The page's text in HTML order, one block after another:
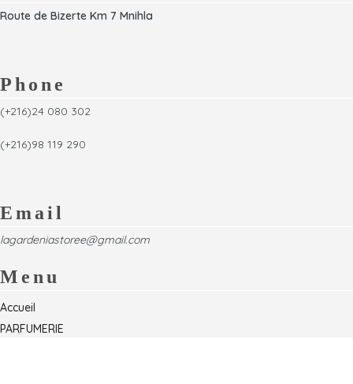
Route de Bizerte Km 7 Mnihla
Phone
(+216)24 080 302
(+216)98 119 290
Email
lagardeniastoree@gmail.com
Menu
Accueil
PARFUMERIE